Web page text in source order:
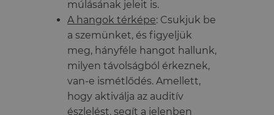
múlásának jeleit is.
A hangok térképe: Csukjuk be
a szemünket, és figyeljük
meg, hányféle hangot hallunk,
milyen távolságból érkeznek,
van-e ismétlődés. Amellett,
hogy aktiválja az auditív
észlelést, segít a jelenben